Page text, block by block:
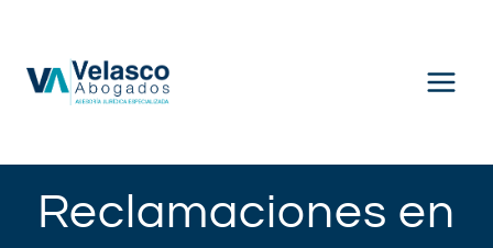
contenido
Reclamaciones en